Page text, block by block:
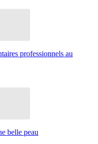
professionnels au
belle peau